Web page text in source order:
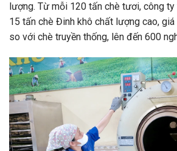
lượng. Từ mỗi 120 tấn chè tươi, công
15 tấn chè Đinh khô chất lượng cao,
so với chè truyền thống, lên đến 600